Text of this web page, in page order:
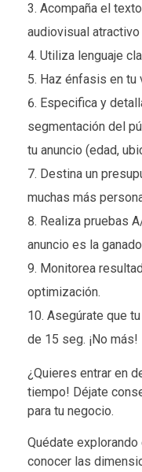
Acompaña el
audiovisual
Utiliza lenguaje
Haz énfasis en tu
Especifica y
segmentación del
tu anuncio (edad,
Destina un
muchas más
Realiza pruebas
anuncio es la
Monitorea
optimización.
Asegúrate que
de 15 seg. ¡No más!
¿Quieres entrar en
tiempo! Déjate
para tu negocio.
Quédate
conocer las